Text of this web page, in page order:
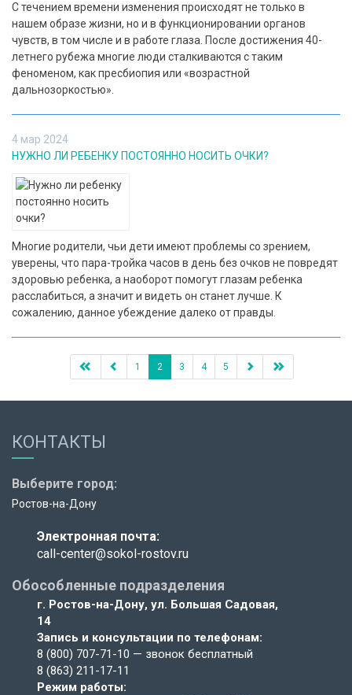
С течением времени изменения происходят не только в
нашем образе жизни, но и в функционировании органов
чувств, в том числе и в работе глаза. После достижения 40-
летнего рубежа многие люди сталкиваются с таким
феноменом, как пресбиопия или «возрастной
дальнозоркостью».
4 мар 2024
НУЖНО ЛИ РЕБЕНКУ ПОСТОЯННО НОСИТЬ ОЧКИ?
Многие родители, чьи дети имеют проблемы со зрением,
уверены, что пара-тройка часов в день без очков не повредят
здоровью ребенка, а наоборот помогут глазам ребенка
расслабиться, а значит и видеть он станет лучше. К
сожалению, данное убеждение далеко от правды.
1 2 3 4 5
КОНТАКТЫ
Выберите город:
Ростов-на-Дону
Электронная почта:
call-center@sokol-rostov.ru
Обособленные подразделения
г. Ростов-на-Дону, ул. Большая Садовая,
14
Запись и консультации по телефонам:
8 (800) 707-71-10 — звонок бесплатный
8 (863) 211-17-11
Режим работы: